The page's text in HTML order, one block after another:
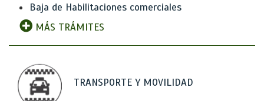
Baja de Habilitaciones comerciales
MÁS TRÁMITES
TRANSPORTE Y MOVILIDAD